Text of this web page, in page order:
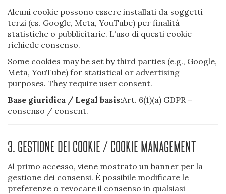
Alcuni cookie possono essere installati da soggetti
terzi (es. Google, Meta, YouTube) per finalità
statistiche o pubblicitarie. L'uso di questi cookie
richiede consenso.
Some cookies may be set by third parties (e.g., Google,
Meta, YouTube) for statistical or advertising
purposes. They require user consent.
Base giuridica / Legal basis:Art. 6(1)(a) GDPR –
consenso / consent.
3. Gestione dei cookie / Cookie management
Al primo accesso, viene mostrato un banner per la
gestione dei consensi. È possibile modificare le
preferenze o revocare il consenso in qualsiasi